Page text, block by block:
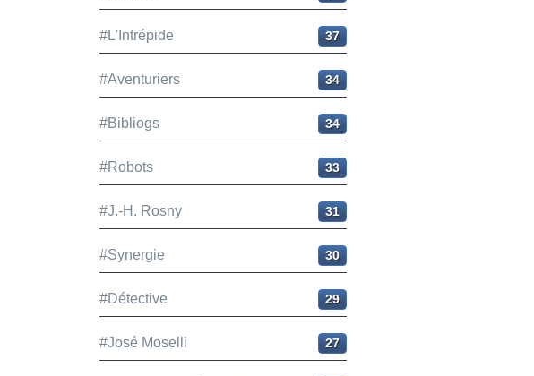
#L'Intrépide 37
#Aventuriers 34
#Bibliogs 34
#Robots 33
#J.-H. Rosny 31
#Synergie 30
#Détective 29
#José Moselli 27